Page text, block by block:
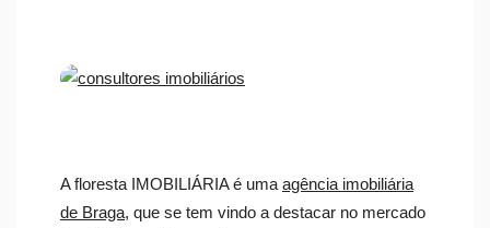
A floresta IMOBILIÁRIA é uma agência imobiliária
de Braga, que se tem vindo a destacar no mercado